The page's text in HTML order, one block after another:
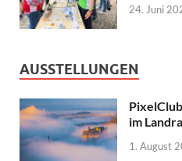
24. Juni
AUSSTELLUNGEN
im
1. August